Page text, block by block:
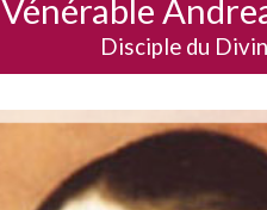
Vénérable
Disciple du